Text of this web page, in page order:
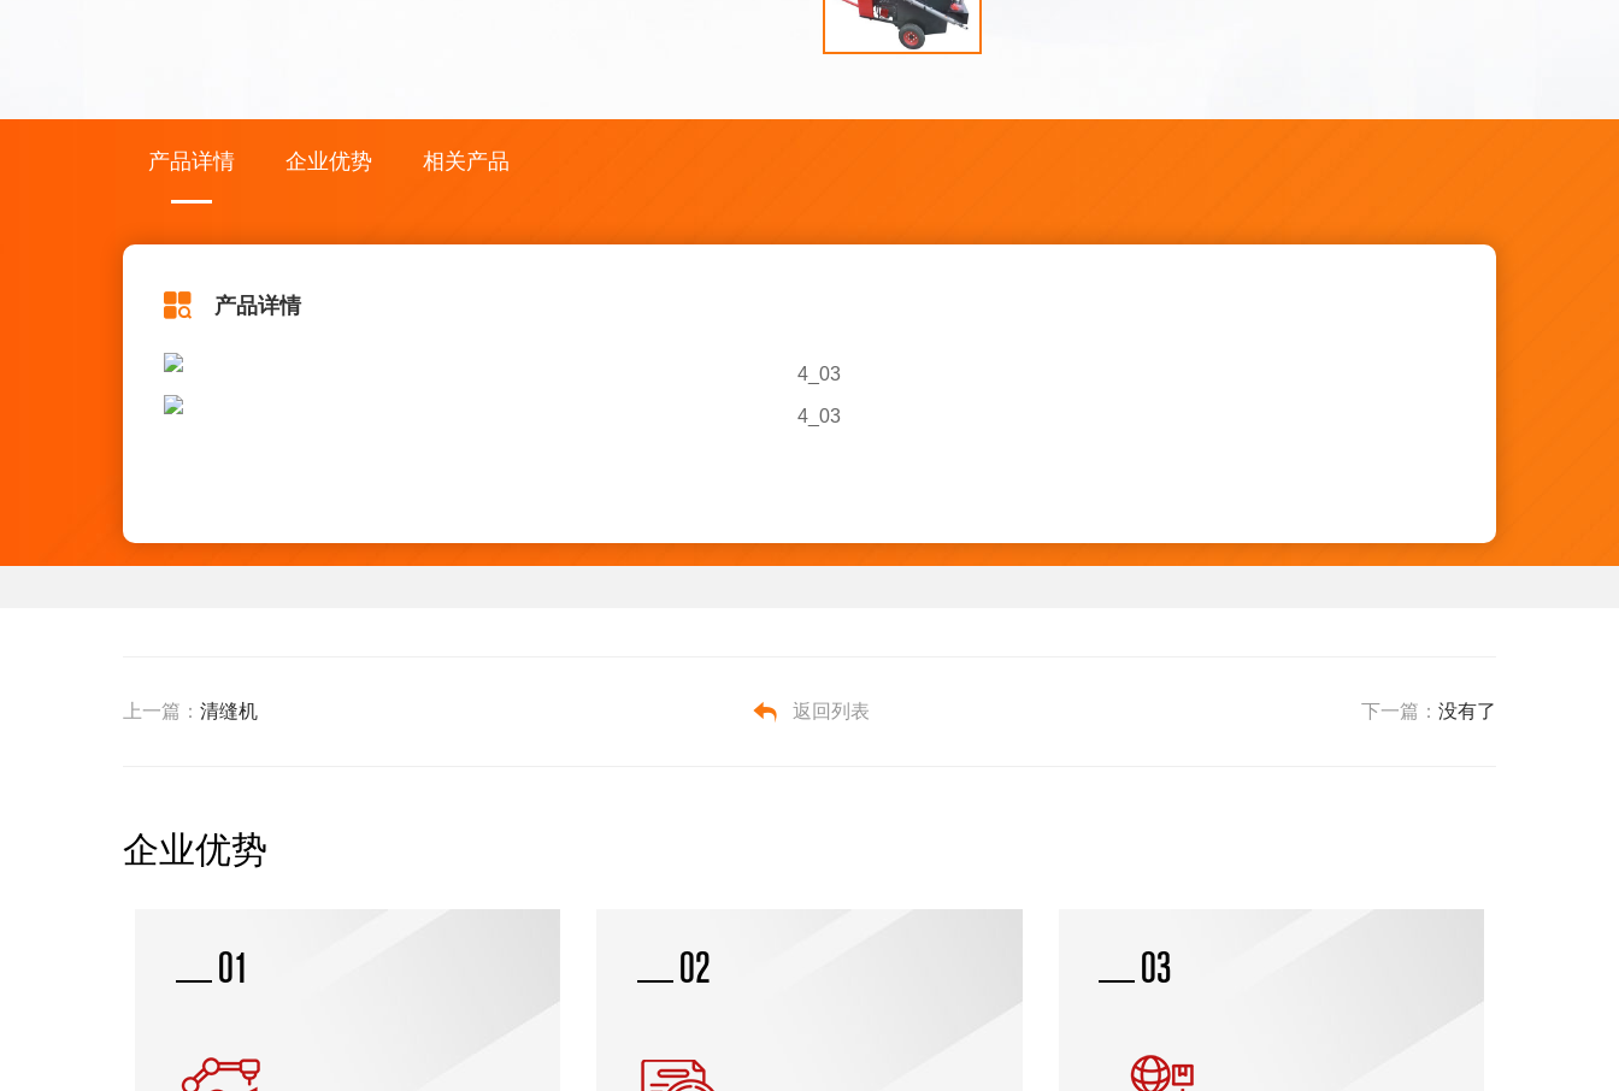
产品详情 企业优势 相关产品
产品详情
上一篇： 清缝机 返回列表 下一篇： 没有了
企业优势
02 03 04